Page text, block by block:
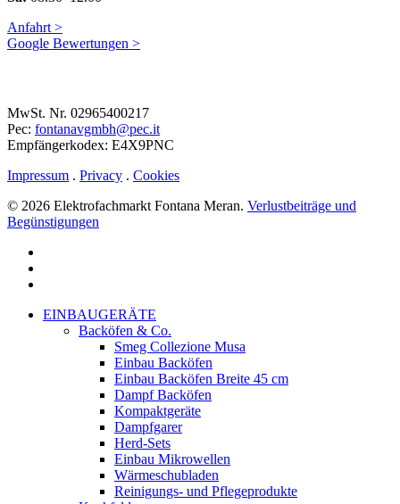
Anfahrt >
Google Bewertungen >
MwSt. Nr. 02965400217
Pec: fontanavgmbh@pec.it
Empfängerkodex: E4X9PNC
Impressum . Privacy . Cookies
© 2026 Elektrofachmarkt Fontana Meran. Verlustbeiträge und
Begünstigungen
Close
EINBAUGERÄTE
Backöfen & Co.
Smeg Collezione Musa
Einbau Backöfen
Einbau Backöfen Breite 45 cm
Dampf Backöfen
Kompaktgeräte
Dampfgarer
Herd-Sets
Einbau Mikrowellen
Wärmeschubladen
Reinigungs- und Pflegeprodukte